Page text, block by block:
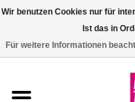
Wir benutzen Cookies nur für
Ist das in
Für weitere Informationen